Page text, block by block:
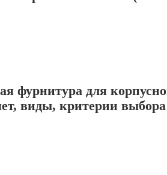
фурнитура для
виды, критерии выбора